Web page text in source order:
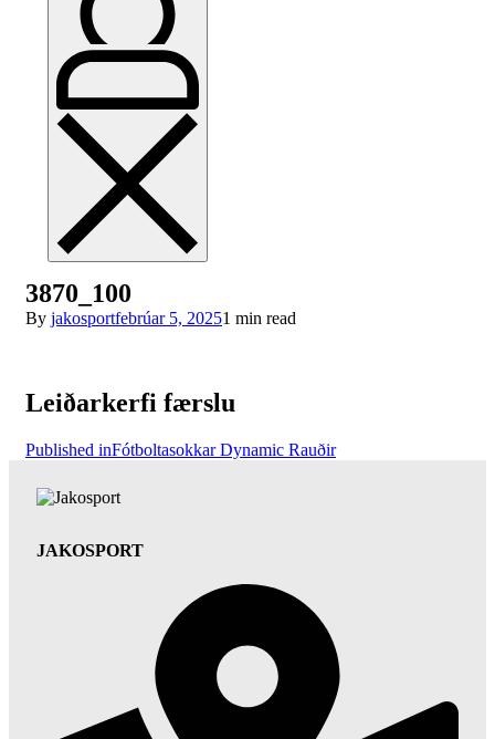
3870_100
By jakosportfebrúar 5, 20251 min read
Leiðarkerfi færslu
Published inFótboltasokkar Dynamic Rauðir
JAKOSPORT